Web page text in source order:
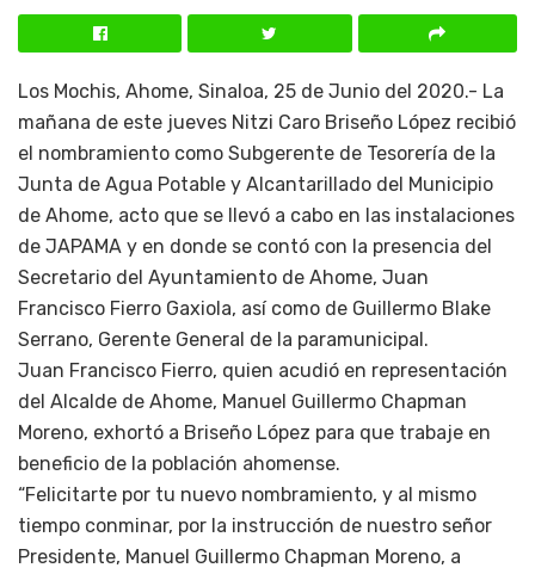
Los Mochis, Ahome, Sinaloa, 25 de Junio del 2020.- La
mañana de este jueves Nitzi Caro Briseño López recibió
el nombramiento como Subgerente de Tesorería de la
Junta de Agua Potable y Alcantarillado del Municipio
de Ahome, acto que se llevó a cabo en las instalaciones
de JAPAMA y en donde se contó con la presencia del
Secretario del Ayuntamiento de Ahome, Juan
Francisco Fierro Gaxiola, así como de Guillermo Blake
Serrano, Gerente General de la paramunicipal.
Juan Francisco Fierro, quien acudió en representación
del Alcalde de Ahome, Manuel Guillermo Chapman
Moreno, exhortó a Briseño López para que trabaje en
beneficio de la población ahomense.
“Felicitarte por tu nuevo nombramiento, y al mismo
tiempo conminar, por la instrucción de nuestro señor
Presidente, Manuel Guillermo Chapman Moreno, a